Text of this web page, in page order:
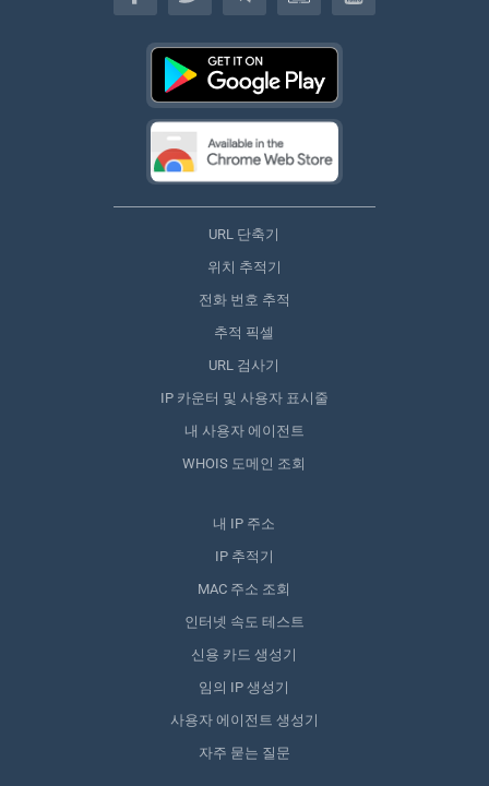
URL 단축기
위치 추적기
전화 번호 추적
추적 픽셀
URL 검사기
IP 카운터 및 사용자 표시줄
내 사용자 에이전트
WHOIS 도메인 조회
내 IP 주소
IP 추적기
MAC 주소 조회
인터넷 속도 테스트
신용 카드 생성기
임의 IP 생성기
사용자 에이전트 생성기
자주 묻는 질문